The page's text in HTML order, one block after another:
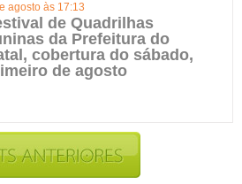
agosto às 17:13
de Quadrilhas
da Prefeitura do
cobertura do sábado,
de agosto